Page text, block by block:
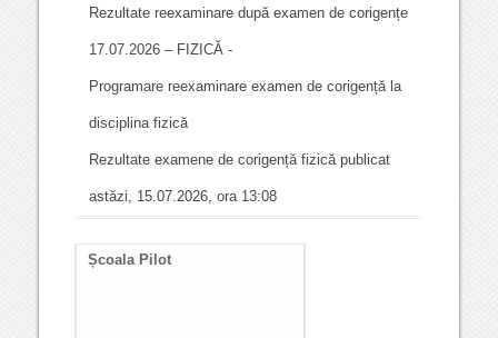
Rezultate reexaminare după examen de corigențe
17.07.2026 – FIZICĂ -
Programare reexaminare examen de corigență la
disciplina fizică
Rezultate examene de corigență fizică publicat
astăzi, 15.07.2026, ora 13:08
Școala Pilot